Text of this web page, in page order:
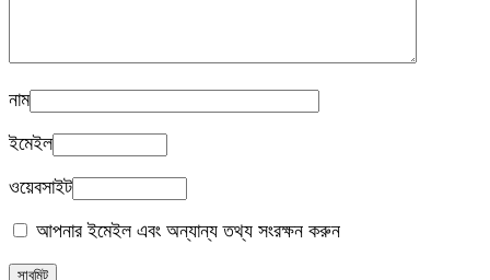
নাম
ইমেইল
ওয়েবসাইট
আপনার ইমেইল এবং অন্যান্য তথ্য সংরক্ষন করুন